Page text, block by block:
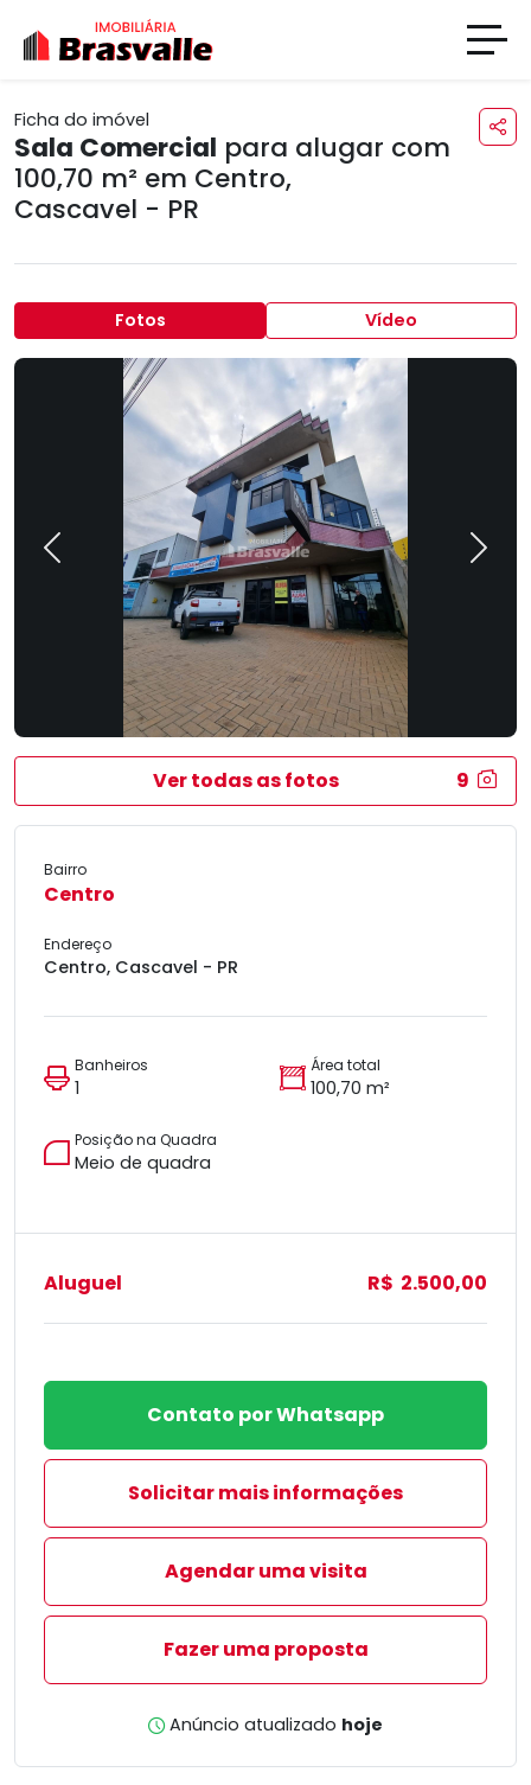
Ficha do imóvel
Sala Comercial para alugar com
100,70 m² em Centro,
Cascavel - PR
Fotos Vídeo
Previous Next
Ver todas as fotos 9
Bairro
Centro
Endereço
Centro, Cascavel - PR
Banheiros
1
Área total
100,70 m²
Posição na Quadra
Meio de quadra
Aluguel R$ 2.500,00
Contato por Whatsapp
Solicitar mais informações
Agendar uma visita
Fazer uma proposta
Anúncio atualizado hoje